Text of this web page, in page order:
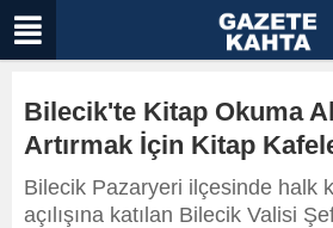
Bilecik'te Kitap Okuma
Artırmak İçin Kitap
Bilecik Pazaryeri ilçesinde halk
açılışına katılan Bilecik Valisi